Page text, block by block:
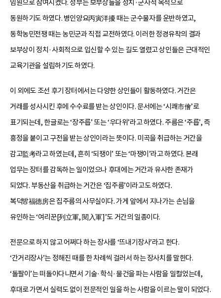
임원으로 참여시켰다. 정부는 보부상들을 정치·군사적 목적으로
동원하기도 하였다. 병인양요丙寅洋擾 때는 군수물자를 운반하였고,
동학농민전쟁 때는 농민군과 직접 교전하였다. 이러한 정경유착의 결과
보부상이 정치·사회적으로 입신할 수 있는 길도 열렸고 상인들은 근대적인
교육기관을 설립하기도 하였다.
이 외에도 조선 후기 장터에서는 다양한 상인들이 활동하였다. 거간은
거래를 성사시킨 후에 수수료를 받는 상인이다. 문서에는 ‘시쾌市儈’로
표기되는데, 한글로는 ‘장주릅’ 또는 ‘우다위’라고 하였다. 주름은 ‘주릅’, 즉
흥정을 붙이고 구전을 받는 상인이라는 뜻이다. 미곡을 취급하는 거간을
감고監考라고 하였는데, 흔히 ‘되쟁이’ 또는 ‘마쟁이’라고 하였다. 본래
업무는 장터를 감독하는 일이었으나 후대에는 거간과 유사한 존재가
되었다. 부동산을 취급하는 거간은 ‘집주름’이라고도 하였다.
복덕방福德房은 집주름의 사무실이다. 가게 앞에서 지나가는 손님을
유인하는 ‘여리꾼[列立軍, 閱入軍]’도 거간의 일종이다.
전문으로 하지 않고 어쩌다 하는 장사를 ‘뜨내기장사’라고 한다.
‘간거리장사’는 정해진 때를 한 차례씩 걸러서 하는 장사치를 말한다.
‘돌팔이’는 떠돌아다니면서 기술·학식·물건을 파는 사람을 일컬었는데,
후대로 가면서 실력도 없이 전문적인 일을 하는 사람을 이르는 말이 되었다.